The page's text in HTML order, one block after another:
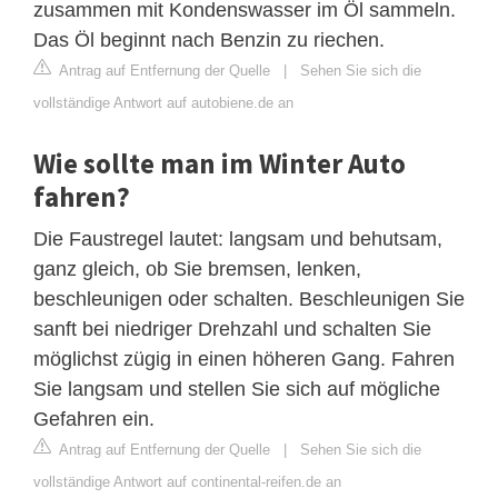
zusammen mit Kondenswasser im Öl sammeln.
Das Öl beginnt nach Benzin zu riechen.
Antrag auf Entfernung der Quelle | Sehen Sie sich die
vollständige Antwort auf autobiene.de an
Wie sollte man im Winter Auto
fahren?
Die Faustregel lautet: langsam und behutsam,
ganz gleich, ob Sie bremsen, lenken,
beschleunigen oder schalten. Beschleunigen Sie
sanft bei niedriger Drehzahl und schalten Sie
möglichst zügig in einen höheren Gang. Fahren
Sie langsam und stellen Sie sich auf mögliche
Gefahren ein.
Antrag auf Entfernung der Quelle | Sehen Sie sich die
vollständige Antwort auf continental-reifen.de an